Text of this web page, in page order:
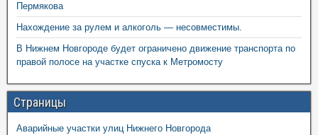
Пермякова
Нахождение за рулем и алкоголь — несовместимы.
В Нижнем Новгороде будет ограничено движение транспорта по
правой полосе на участке спуска к Метромосту
Страницы
Аварийные участки улиц Нижнего Новгорода